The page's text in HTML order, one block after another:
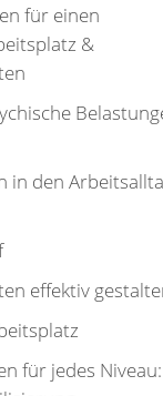
für einen
&
in den
effektiv
für jedes Niveau: